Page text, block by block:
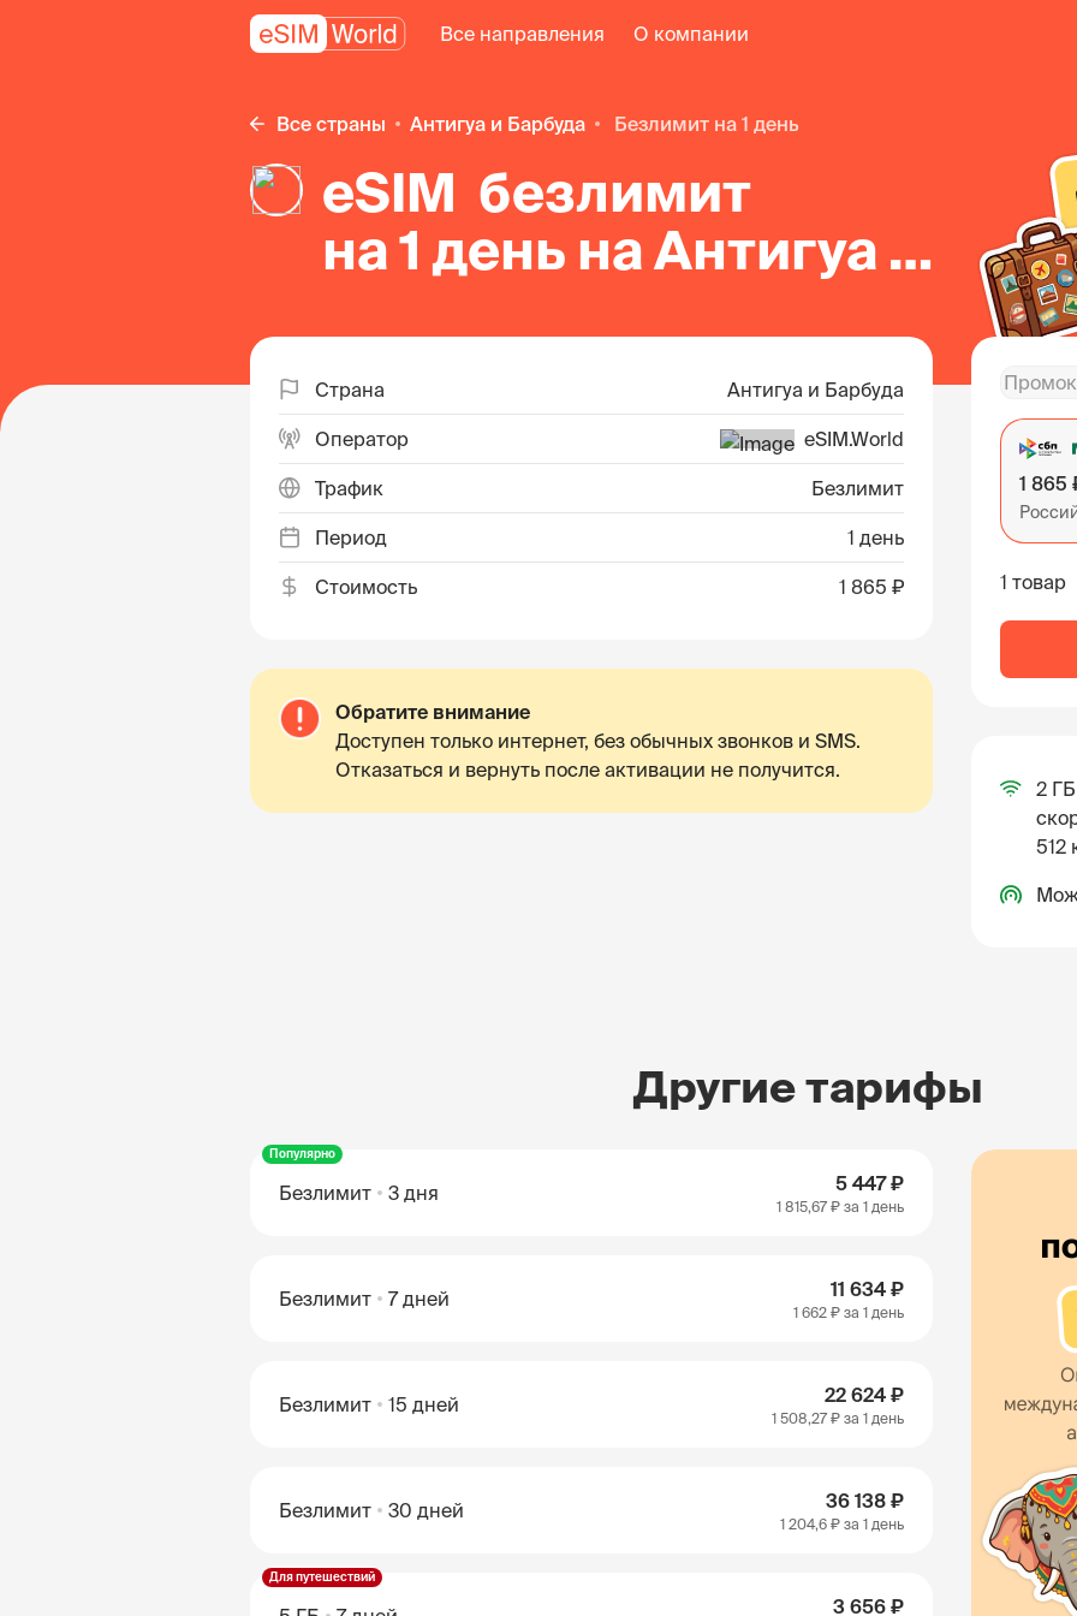
Все направления О компании
Все страны Антигуа и Барбуда безлимит на 1 день
eSIM безлимит
на 1 день на Антигуа и
Страна Антигуа и Барбуда
Оператор eSIM.World
Трафик Безлимит
Период 1 день
Стоимость 1 865 ₽
Обратите внимание
Доступен только интернет, без обычных звонков и SMS.
Отказаться и вернуть после активации не получится.
1 865
1 товар
2
512
Другие тарифы
Популярно
Безлимит 3 дня 5 447 ₽
1 815,67 ₽ за 1 день
Безлимит 7 дней 11 634 ₽
1 662 ₽ за 1 день
Безлимит 15 дней 22 624 ₽
1 508,27 ₽ за 1 день
Безлимит 30 дней 36 138 ₽
1 204,6 ₽ за 1 день
Для путешествий
3 656 ₽